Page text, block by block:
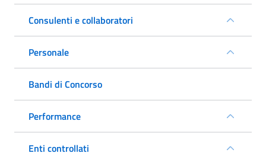
Consulenti e collaboratori
Personale
Bandi di Concorso
Performance
Enti controllati